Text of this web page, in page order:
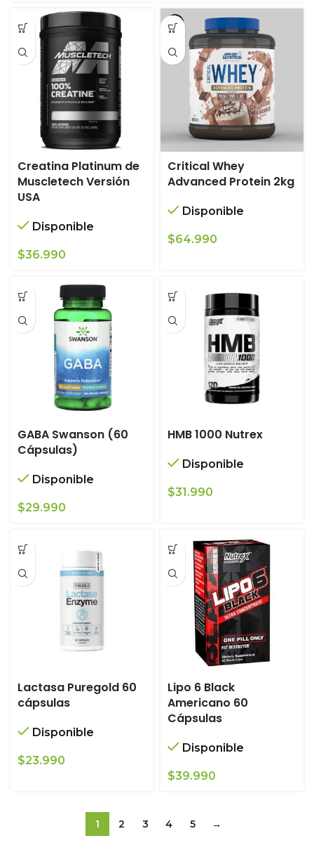
Creatina Platinum de
Muscletech Versión
USA
Disponible
$36.990
Critical Whey
Advanced Protein 2kg
Disponible
$64.990
GABA Swanson (60
Cápsulas)
Disponible
$29.990
HMB 1000 Nutrex
Disponible
$31.990
Lactasa Puregold 60
cápsulas
Disponible
$23.990
Lipo 6 Black
Americano 60
Cápsulas
Disponible
$39.990
1 2 3 4 5 →